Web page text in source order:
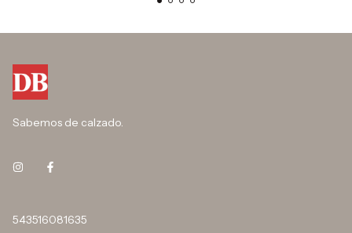
Sabemos de calzado.
543516081635